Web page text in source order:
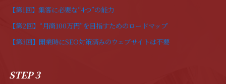
【第1回】集客に必要な“4つ”の能力
【第2回】“月商100万円”を目指すためのロードマップ
【第3回】開業時にSEO対策済みのウェブサイトは不要
STEP 3